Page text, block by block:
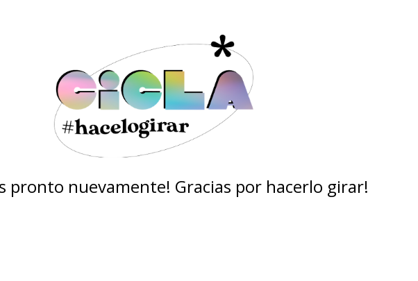
pronto nuevamente! Gracias por hacerlo girar!